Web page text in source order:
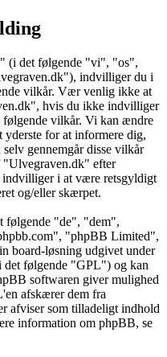
(i det følgende "vi", "os",
indvilliger du i
vilkår. Vær venlig ikke at
hvis du ikke indvilliger
vilkår. Vi kan ændre
for at informere dig,
gennemgår disse vilkår
"Ulvegraven.dk" efter
i at være retsgyldigt
og/eller skærpet.
følgende "de", "dem",
"phpBB Limited",
board-løsning udgivet under
det følgende "GPL") og kan
softwaren giver mulighed
afskærer dem fra
afviser som tilladeligt indhold
information om phpBB, se